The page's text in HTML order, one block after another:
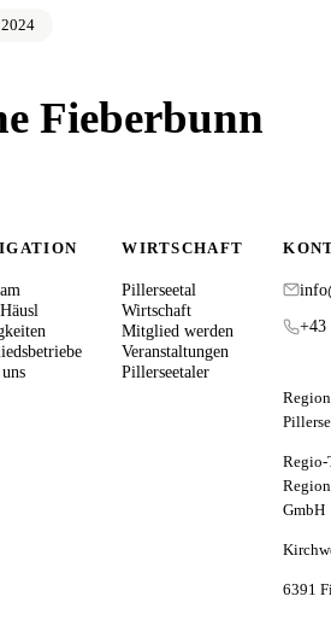
Fieberbunn
WIRTSCHAFT
Pillerseetal
Wirtschaft
Mitglied werden
Veranstaltungen
Pillerseetaler
+43
Regio-
GmbH
6391